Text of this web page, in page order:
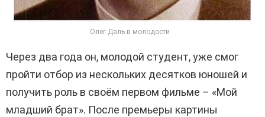
Олег Даль в молодости
Через два года он, молодой студент, уже смог
пройти отбор из нескольких десятков юношей и
получить роль в своём первом фильме – «Мой
младший брат». После премьеры картины